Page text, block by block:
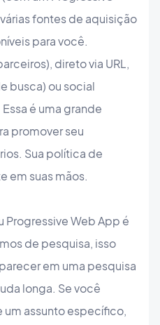
fontes de aquisição
para você.
direto via URL,
busca) ou social
é uma grande
promover seu
Sua política de
em suas mãos.
Web App é
de pesquisa, isso
em uma pesquisa
longa. Se você
assunto específico,